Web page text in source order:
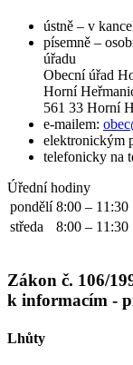
ústně – v
písemně –
úřadu
Obecní úřad
Horní
561 33 Horní
e-mailem:
elektronickým
telefonicky na
Úřední hodiny
pondělí 8:00 – 11:30
středa
8:00 – 11:30
Zákon č. 106/
k informacím -
Lhůty